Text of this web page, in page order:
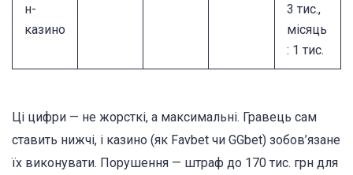
н-
казино
3 тис.,
місяць
: 1 тис.
Ці цифри — не жорсткі, а максимальні. Гравець сам
ставить нижчі, і казино (як Favbet чи GGbet) зобов’язане
їх виконувати. Порушення — штраф до 170 тис. грн для